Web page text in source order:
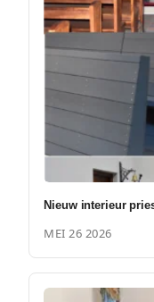
Nieuw interieur
MEI 26 2026